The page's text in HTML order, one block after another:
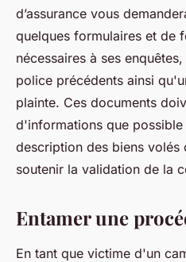
d’assurance vous
quelques formulaires et de
nécessaires à ses
police précédents ainsi
plainte. Ces documents
d'informations que
description des biens volés
soutenir la validation de la
Entamer une
En tant que victime d'un